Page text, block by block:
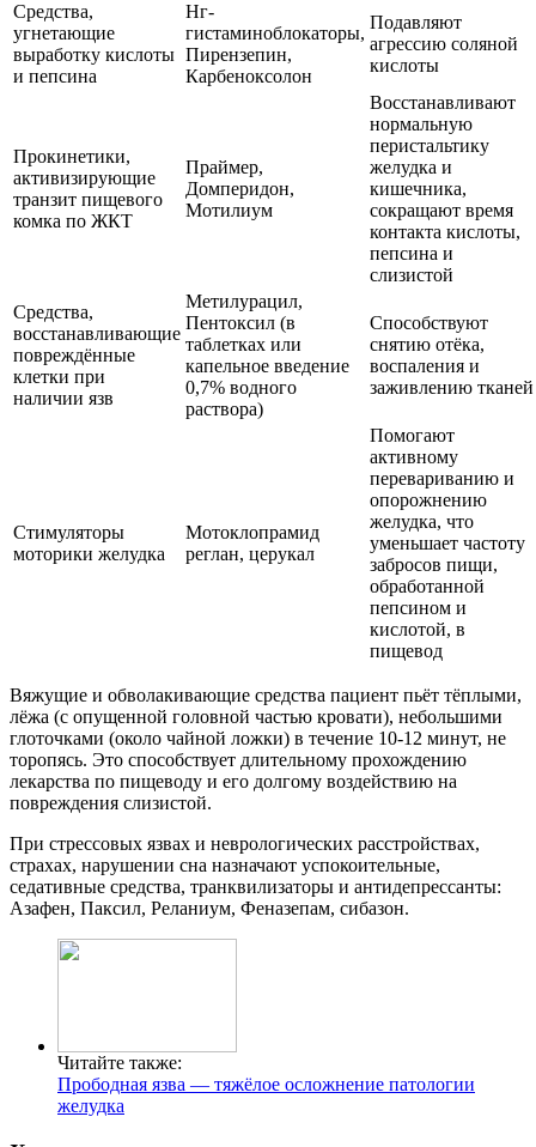
Средства,
угнетающие
выработку кислоты
и пепсина
Нг-
гистаминоблокаторы,
Пирензепин,
Карбеноксолон
Подавляют
агрессию соляной
кислоты
Прокинетики,
активизирующие
транзит пищевого
комка по ЖКТ
Праймер,
Домперидон,
Мотилиум
Восстанавливают
нормальную
перистальтику
желудка и
кишечника,
сокращают время
контакта кислоты,
пепсина и
слизистой
Средства,
восстанавливающие
повреждённые
клетки при
наличии язв
Метилурацил,
Пентоксил (в
таблетках или
капельное введение
0,7% водного
раствора)
Способствуют
снятию отёка,
воспаления и
заживлению тканей
Стимуляторы
моторики желудка
Мотоклопрамид
реглан, церукал
Помогают
активному
перевариванию и
опорожнению
желудка, что
уменьшает частоту
забросов пищи,
обработанной
пепсином и
кислотой, в
пищевод
Вяжущие и обволакивающие средства пациент пьёт тёплыми,
лёжа (с опущенной головной частью кровати), небольшими
глоточками (около чайной ложки) в течение 10-12 минут, не
торопясь. Это способствует длительному прохождению
лекарства по пищеводу и его долгому воздействию на
повреждения слизистой.
При стрессовых язвах и неврологических расстройствах,
страхах, нарушении сна назначают успокоительные,
седативные средства, транквилизаторы и антидепрессанты:
Азафен, Паксил, Реланиум, Феназепам, сибазон.
Читайте также:
Прободная язва — тяжёлое осложнение патологии
желудка